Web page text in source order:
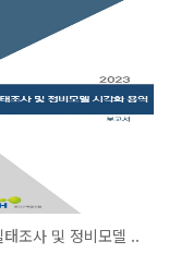
조사 및 정비모델 ..